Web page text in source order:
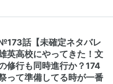
話【未確定ネタバレ
英高校にやってきた！文
修行も同時進行か？174
って準備してる時が一番